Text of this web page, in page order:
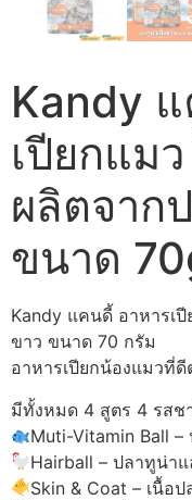
Kandy
เปียกแม
ผลิตจาก
ขนาด
Kandy แคนดี้ อาหารเ
ขาว ขนาด 70 กรัม
อาหารเปียกน้องแมวที่
มีทั้งหมด 4 สูตร 4 รสช
Muti-Vitamin Ball –
Hairball – ปลาทูน่าแ
Skin & Coat – เนื้อ